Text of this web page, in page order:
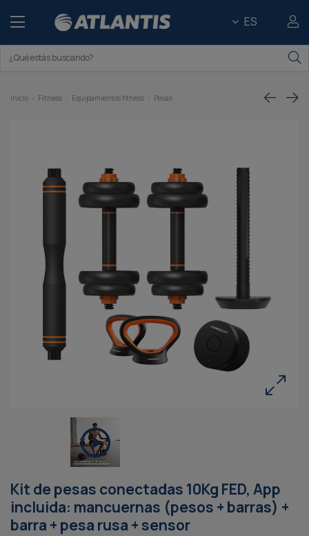
ES
Inicio Fitness Equipamientos fitness Pesas
Kit de pesas conectadas 10Kg FED, App
incluida: mancuernas (pesos + barras) +
barra + pesa rusa + sensor